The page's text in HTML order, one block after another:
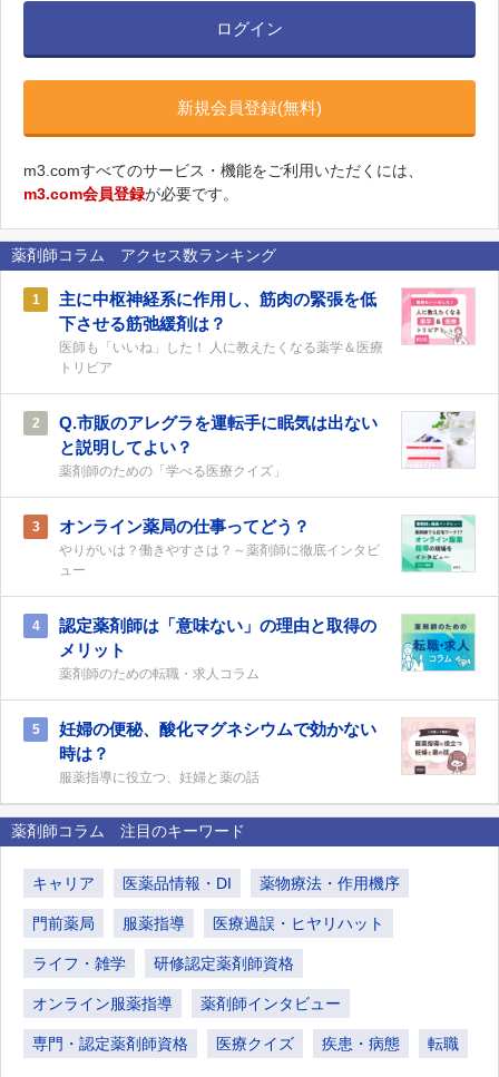
ログイン
新規会員登録(無料)
m3.comすべてのサービス・機能をご利用いただくには、
m3.com会員登録が必要です。
薬剤師コラム アクセス数ランキング
1
主に中枢神経系に作用し、筋肉の緊張を低
下させる筋弛緩剤は？
医師も「いいね」した！ 人に教えたくなる薬学＆医療
トリビア
2
Q.市販のアレグラを運転手に眠気は出ない
と説明してよい？
薬剤師のための「学べる医療クイズ」
3 オンライン薬局の仕事ってどう？
やりがいは？働きやすさは？～薬剤師に徹底インタビ
ュー
4
認定薬剤師は「意味ない」の理由と取得の
メリット
薬剤師のための転職・求人コラム
5
妊婦の便秘、酸化マグネシウムで効かない
時は？
服薬指導に役立つ、妊婦と薬の話
薬剤師コラム 注目のキーワード
キャリア 医薬品情報・DI 薬物療法・作用機序
門前薬局 服薬指導 医療過誤・ヒヤリハット
ライフ・雑学 研修認定薬剤師資格
オンライン服薬指導 薬剤師インタビュー
専門・認定薬剤師資格 医療クイズ 疾患・病態 転職